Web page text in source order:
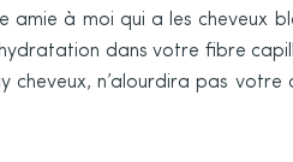
amie à moi qui a les cheveux
dans votre fibre
cheveux, n’alourdira pas votre